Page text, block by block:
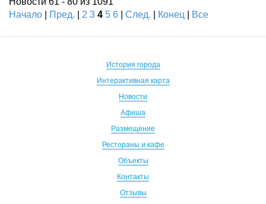
Начало
Пред. 2 3 4 5 6 След. Конец Все
История города
Интерактивная карта
Новости
Афиша
Размещение
Рестораны и кафе
Объекты
Контакты
Отзывы